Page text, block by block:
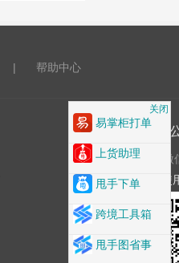
| 帮助中心
关注
关闭
易掌柜打单
上货助理
甩手下单
跨境工具箱
甩手图省事